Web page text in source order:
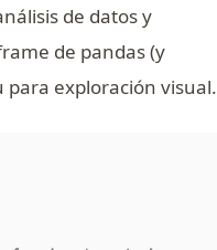
de datos y
de pandas (y
exploración visual.